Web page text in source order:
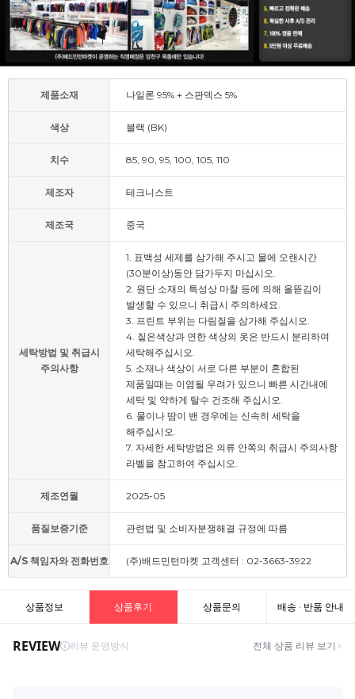
제품소재 나일론 95% + 스판덱스 5%
색상 블랙 (BK)
치수 85, 90, 95, 100, 105, 110
제조자 테크니스트
제조국 중국
세탁방법 및 취급시
주의사항
1. 표백성 세제를 삼가해 주시고 물에 오랜시간
(30분이상)동안 담가두지 마십시오.
2. 원단 소재의 특성상 마찰 등에 의해 올뜯김이
발생할 수 있으니 취급시 주의하세요.
3. 프린트 부위는 다림질을 삼가해 주십시오.
4. 짙은색상과 연한 색상의 옷은 반드시 분리하여
세탁해주십시오.
5. 소재나 색상이 서로 다른 부분이 혼합된
제품일때는 이염될 우려가 있으니 빠른 시간내에
세탁 및 약하게 탈수 건조해 주십시오.
6. 물이나 땀이 밴 경우에는 신속히 세탁을
해주십시오.
7. 자세한 세탁방법은 의류 안쪽의 취급시 주의사항
라벨을 참고하여 주십시오.
제조연월 2025-05
품질보증기준 관련법 및 소비자분쟁해결 규정에 따름
A/S 책임자와 전화번호 (주)배드민턴마켓 고객센터 : 02-3663-3922
상품정보 상품후기 상품문의 배송 · 반품 안내